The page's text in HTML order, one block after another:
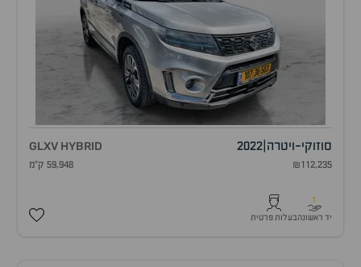
סוזוקי-ויטרה 2022
GLXV HYBRID
₪112,235 59,948 ק"מ
1
יד ראשונהבעלות פרטית